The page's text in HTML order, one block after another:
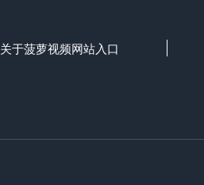
关于菠萝视频网站入口